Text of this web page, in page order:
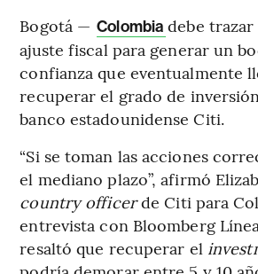
Bogotá — Colombia debe
ajuste fiscal para generar un
confianza que eventualmente
recuperar el grado de
banco estadounidense Citi.
“Si se toman las acciones
el mediano plazo”, afirmó
country officerde Citi para
entrevista con Bloomberg
resaltó que recuperar el